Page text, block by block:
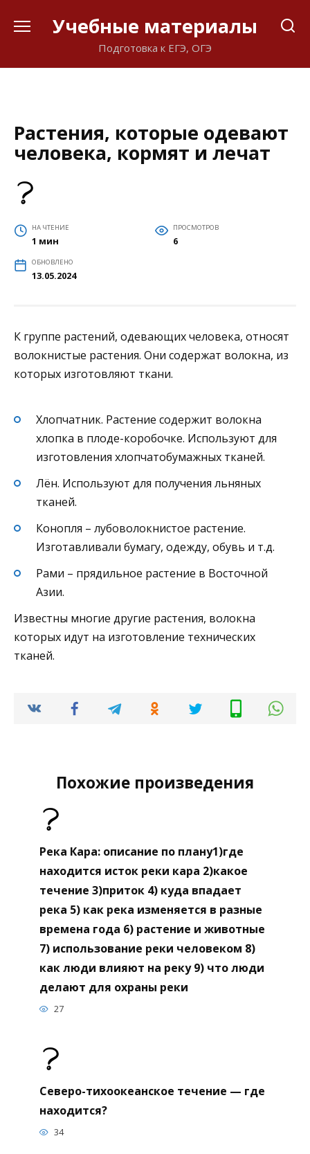
Учебные материалы
Подготовка к ЕГЭ, ОГЭ
Растения, которые одевают
человека, кормят и лечат
НА ЧТЕНИЕ
1 мин
ПРОСМОТРОВ
6
ОБНОВЛЕНО
13.05.2024
К группе растений, одевающих человека, относят
волокнистые растения. Они содержат волокна, из
которых изготовляют ткани.
Хлопчатник. Растение содержит волокна
хлопка в плоде-коробочке. Используют для
изготовления хлопчатобумажных тканей.
Лён. Используют для получения льняных
тканей.
Конопля – лубоволокнистое растение.
Изготавливали бумагу, одежду, обувь и т.д.
Рами – прядильное растение в Восточной
Азии.
Известны многие другие растения, волокна
которых идут на изготовление технических
тканей.
Похожие произведения
Река Кара: описание по плану1)где
находится исток реки кара 2)какое
течение 3)приток 4) куда впадает
река 5) как река изменяется в разные
времена года 6) растение и животные
7) использование реки человеком 8)
как люди влияют на реку 9) что люди
делают для охраны реки
27
Северо-тихоокеанское течение — где
находится?
34